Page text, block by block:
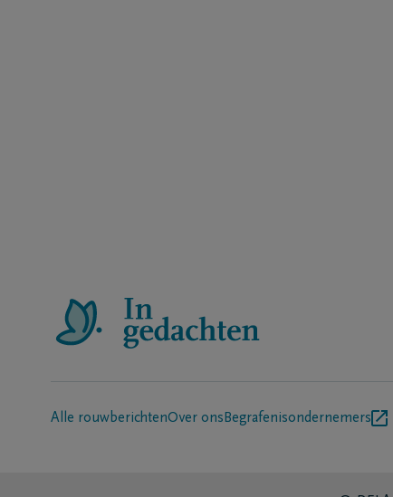
Alle rouwberichtenOver ons Begrafenisondernemers